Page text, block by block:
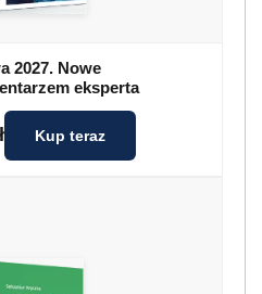
2027. Nowe
eksperta
Kup teraz